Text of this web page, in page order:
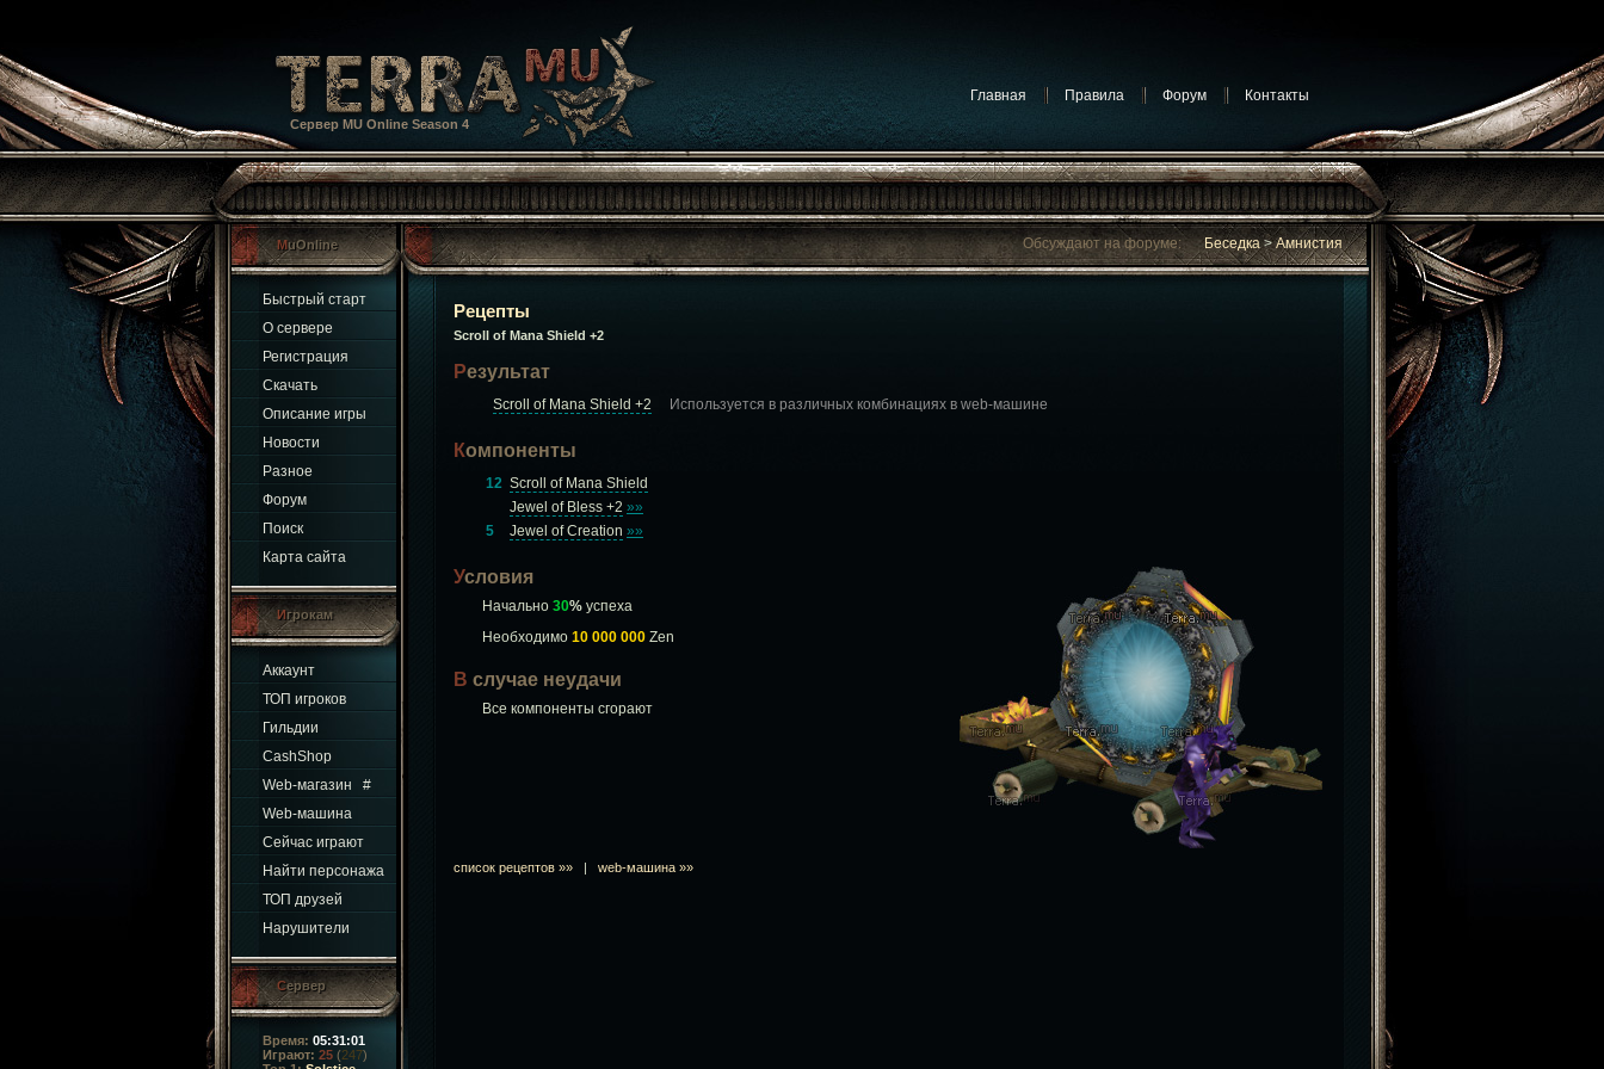
Сервер MU Online Season 4
Главная Правила Форум Контакты
MuOnline
Быстрый старт
О сервере
Регистрация
Скачать
Описание игры
Новости
Разное
Форум
Поиск
Карта сайта
Игрокам
Аккаунт
ТОП игроков
Гильдии
CashShop
Web-магазин
#
Web-машина
Сейчас играют
Найти персонажа
ТОП друзей
Нарушители
Сервер
Время: 05:31:02
Играют: 25 (247)
Обсуждают на форуме: Беседка>Амнистия
Обсуждают на форуме:
Предложения>Sleep
Обсуждают на форуме:
Рецепты
Scroll of Mana Shield +2
Результат
Scroll of Mana Shield +2 Используется в различных комбинациях в web-машине
Компоненты
12 Scroll of Mana Shield
Jewel of Bless +2 »»
5
Jewel of Creation »»
Условия
Начально 30% успеха
Необходимо 10 000 000 Zen
В случае неудачи
Все компоненты сгорают
список рецептов »» | web-машина »»